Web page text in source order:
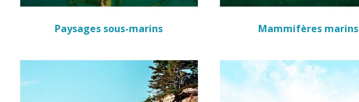
Paysages sous-marins Mammifères marins